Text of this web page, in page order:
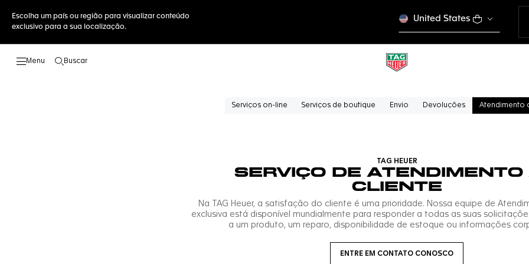
Escolha um país ou região para visualizar conteúdo
exclusivo para a sua localização.
United States
Buscar